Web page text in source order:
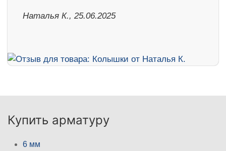
Наталья К., 25.06.2025
Купить арматуру
6 мм